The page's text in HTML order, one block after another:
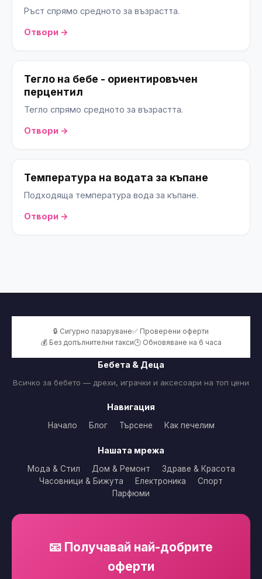
Ръст спрямо средното за възрастта.
Отвори →
Тегло на бебе - ориентировъчен
перцентил
Тегло спрямо средното за възрастта.
Отвори →
Температура на водата за къпане
Подходяща температура вода за къпане.
Отвори →
🔒 Сигурно пазаруване✅ Проверени оферти
💰 Без допълнителни такси🕒 Обновяване на 6 часа
Бебета & Деца
Всичко за бебето — дрехи, играчки и аксесоари на топ цени
Навигация
Начало Блог Търсене Как печелим
Нашата мрежа
Мода & Стил Дом & Ремонт
Здраве & Красота
Часовници & Бижута
Електроника
Спорт
Парфюми
📧 Получавай най-добрите
оферти